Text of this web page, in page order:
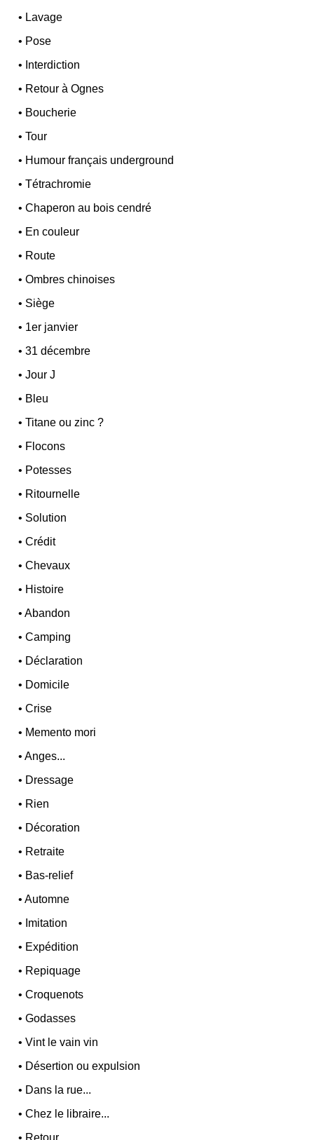
• Lavage
• Pose
• Interdiction
• Retour à Ognes
• Boucherie
•Tour
• Humour français underground
•Tétrachromie
•Chaperon au bois cendré
• En couleur
• Route
•Ombres chinoises
• Siège
• 1er janvier
•31 décembre
•Jour J
• Bleu
•Titane ou zinc ?
• Flocons
• Potesses
• Ritournelle
• Solution
•Crédit
•Chevaux
• Histoire
•Abandon
•Camping
• Déclaration
• Domicile
•Crise
• Memento mori
•Anges...
• Dressage
• Rien
• Décoration
• Retraite
• Bas-relief
•Automne
• Imitation
• Expédition
• Repiquage
•Croquenots
•Godasses
•Vint le vain vin
• Désertion ou expulsion
• Dans la rue...
•Chez le libraire...
• Retour